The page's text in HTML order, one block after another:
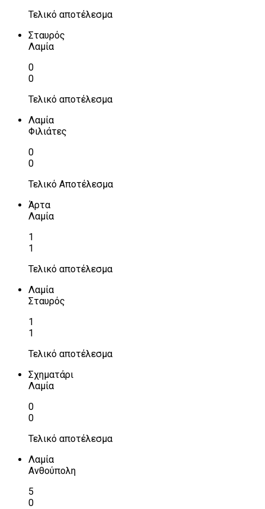
Τελικό αποτέλεσμα
Σταυρός
Λαμία
0
0
Τελικό αποτέλεσμα
Λαμία
Φιλιάτες
0
0
Τελικό Αποτέλεσμα
Άρτα
Λαμία
1
1
Τελικό αποτέλεσμα
Λαμία
Σταυρός
1
1
Τελικό αποτέλεσμα
Σχηματάρι
Λαμία
0
0
Τελικό αποτέλεσμα
Λαμία
Ανθούπολη
5
0